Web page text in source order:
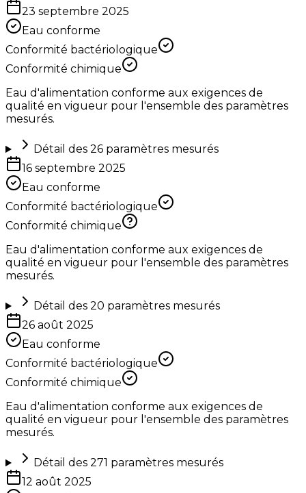
23 septembre 2025
Eau conforme
Conformité bactériologique
Conformité chimique
Eau d'alimentation conforme aux exigences de
qualité en vigueur pour l'ensemble des paramètres
mesurés.
Détail des 26paramètres mesurés
16 septembre 2025
Eau conforme
Conformité bactériologique
Conformité chimique
Eau d'alimentation conforme aux exigences de
qualité en vigueur pour l'ensemble des paramètres
mesurés.
Détail des 20 paramètres mesurés
26 août 2025
Eau conforme
Conformité bactériologique
Conformité chimique
Eau d'alimentation conforme aux exigences de
qualité en vigueur pour l'ensemble des paramètres
mesurés.
Détail des 271 paramètres mesurés
12 août 2025